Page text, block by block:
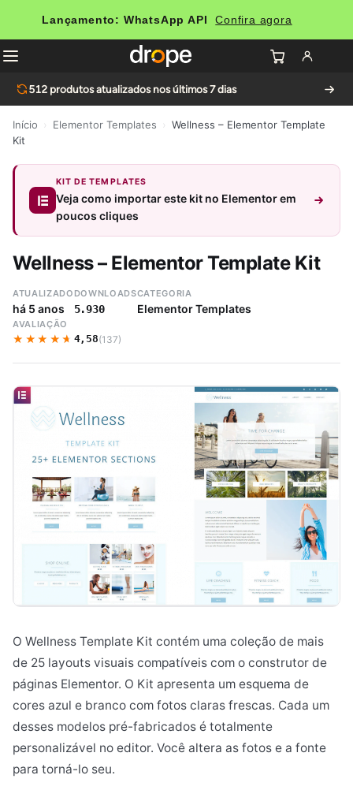
Lançamento: WhatsApp API Confira agora
512 produtos atualizados nos últimos 7 dias
Início Elementor Templates
Wellness – Elementor Template
Kit
KIT DE TEMPLATES
Veja como importar este kit no Elementor em
poucos cliques
Wellness – Elementor Template Kit
ATUALIZADO
há 5 anos
DOWNLOADS
5.930
CATEGORIA
Elementor Templates
AVALIAÇÃO
★★★★★
★★★★★ 4,58(137)
O Wellness Template Kit contém uma coleção de mais
de 25 layouts visuais compatíveis com o construtor de
páginas Elementor. O Kit apresenta um esquema de
cores azul e branco com fotos claras frescas. Cada um
desses modelos pré-fabricados é totalmente
personalizável no editor. Você altera as fotos e a fonte
para torná-lo seu.